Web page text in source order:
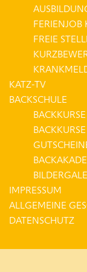
FERIENJOB
FREIE
KATZ-TV
BACKSCHULE
IMPRESSUM
ALLGEMEINE
DATENSCHUTZ